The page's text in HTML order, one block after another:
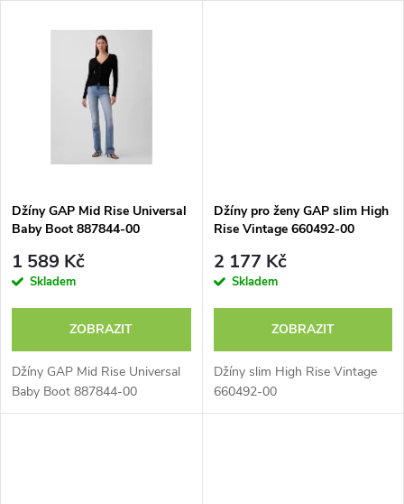
u
Džíny GAP Mid Rise Universal
Baby Boot 887844-00
1 589 Kč
Skladem
ZOBRAZIT
Džíny GAP Mid Rise Universal
Baby Boot 887844-00
Džíny pro ženy GAP slim High
Rise Vintage 660492-00
2 177 Kč
Skladem
ZOBRAZIT
Džíny slim High Rise Vintage
660492-00